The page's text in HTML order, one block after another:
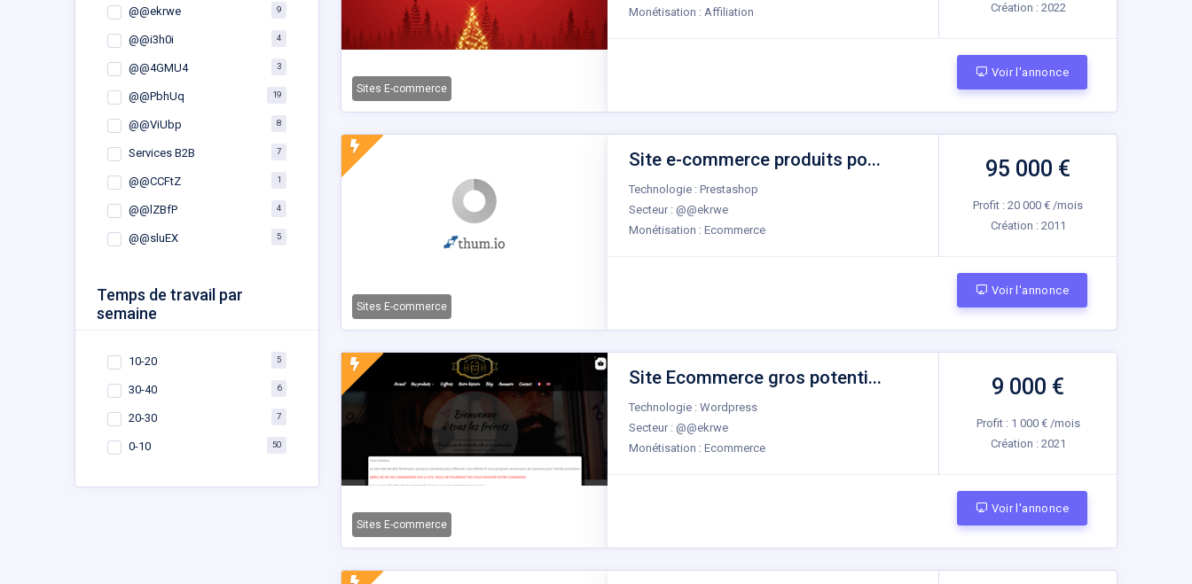
@@ekrwe 9
@@i3h0i 4
@@4GMU4 3
@@PbhUq 19
@@ViUbp 8
Services B2B 7
@@CCFtZ 1
@@lZBfP 4
@@sluEX 5
Temps de travail par
semaine
10-20 5
30-40 6
20-30 7
0-10 50
Sites E-commerce
Monétisation : Affiliation
Création : 2022
Voir l'annonce
Sites E-commerce
Site e-commerce produits po...
Technologie : Prestashop
Secteur : @@ekrwe
Monétisation : Ecommerce
95 000 €
Profit : 20 000 € /mois
Création : 2011
Voir l'annonce
Sites E-commerce
Site Ecommerce gros potenti...
Technologie : Wordpress
Secteur : @@ekrwe
Monétisation : Ecommerce
9 000 €
Profit : 1 000 € /mois
Création : 2021
Voir l'annonce